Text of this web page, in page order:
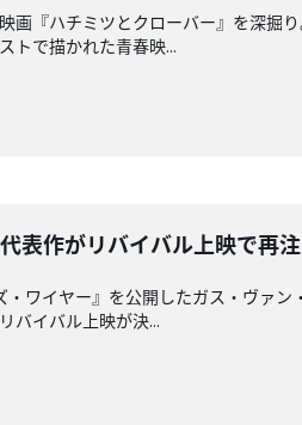
画『ハチミツとクローバー』を深掘
トで描かれた青春映...
表作がリバイバル上映で再
ワイヤー』を公開したガス・ヴァ
バイバル上映が決...